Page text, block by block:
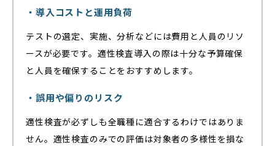
・導入コストと運用負荷
テストの選定、実施、分析などには費用と人員のリソ
ースが必要です。適性検査導入の際は十分な予算確保
と人員を確保することをおすすめします。
・誤用や偏りのリスク
適性検査が必ずしも全職種に適合するわけではありま
せん。適性検査のみでの評価は対象者の多様性を損な